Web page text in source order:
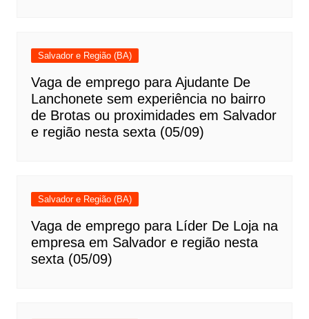
Salvador e Região (BA)
Vaga de emprego para Ajudante De
Lanchonete sem experiência no bairro
de Brotas ou proximidades em Salvador
e região nesta sexta (05/09)
Salvador e Região (BA)
Vaga de emprego para Líder De Loja na
empresa em Salvador e região nesta
sexta (05/09)